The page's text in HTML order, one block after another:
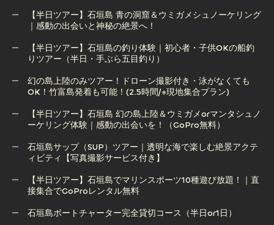
【半日ツアー】石垣島 幻の島上陸＋サンゴ礁シュノーケリン
グツアー（GoPro無料）
【半日ツアー】石垣島 青の洞窟＆ウミガメシュノーケリング
｜感動の出会いと神秘の絶景へ！
【半日ツアー】石垣島 青の洞窟＆ウミガメシュノーケリング
【半日ツアー】石垣島の釣り体験｜初心者・子供OKの船釣
りツアー（半日・手ぶら五目釣り）
【半日ツアー】石垣島の釣り体験｜初心者・子供OKの船釣
幻の島上陸のみツアー！ドローン撮影付き・泳がなくても
OK！竹富島発着も可能！(2.5時間/※現地集合プラン)
幻の島上陸のみツアー！ドローン撮影付き・泳がなくても
【半日ツアー】石垣島 幻の島上陸＆ウミガメorマンタシュノ
ーケリング体験｜感動の出会いを！（GoPro無料）
【半日ツアー】石垣島 幻の島上陸＆ウミガメorマンタシュノ
石垣島サップ（SUP）ツアー｜透明な海で楽しむ絶景アクテ
ィビティ【写真撮影サービス付き】
石垣島サップ（SUP）ツアー｜透明な海で楽しむ絶景アクテ
【半日ツアー】石垣島でマリンスポーツ10種遊び放題！｜直
接集合でGoProレンタル無料
石垣島ボートチャーター完全貸切コース（半日or1日）